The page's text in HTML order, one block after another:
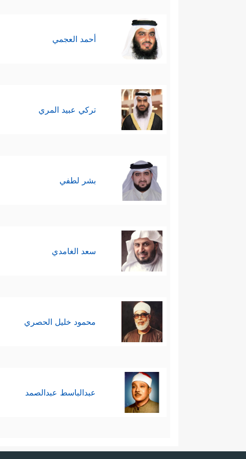
أحمد العجمي
تركي عبيد المري
بشر لطفي
سعد الغامدي
محمود خليل الحصري
عبدالباسط عبدالصمد